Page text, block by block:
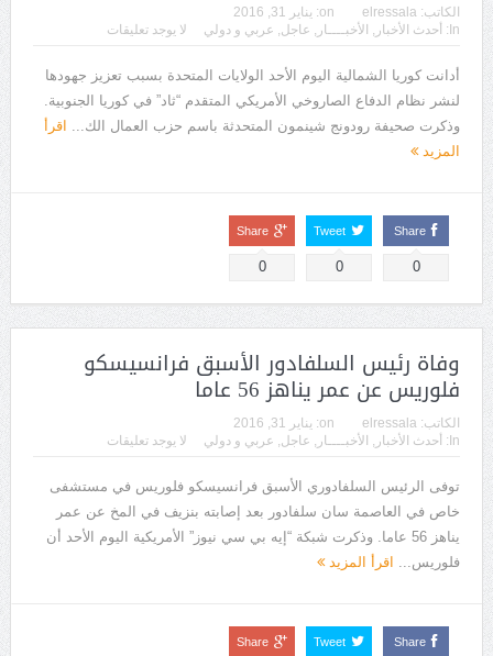
الكاتب: elressala
on: يناير 31, 2016
In:
أحدث الأخبار الأخبــــار عاجل عربي و دولي لا يوجد تعليقات
أدانت كوريا الشمالية اليوم الأحد الولايات المتحدة بسبب تعزيز جهودها
لنشر نظام الدفاع الصاروخي الأمريكي المتقدم “ثاد” في كوريا الجنوبية.
وذكرت صحيفة رودونج شينمون المتحدثة باسم حزب العمال الك...
اقرأ
المزيد
Share
0
Tweet
0
Share
0
وفاة رئيس السلفادور الأسبق فرانسيسكو
فلوريس عن عمر يناهز 56 عاما
الكاتب: elressala
on: يناير 31, 2016
In:
أحدث الأخبار , الأخبــــار , عاجل, عربي و دولي لا يوجد تعليقات
توفى الرئيس السلفادوري الأسبق فرانسيسكو فلوريس في مستشفى
خاص في العاصمة سان سلفادور بعد إصابته بنزيف في المخ عن عمر
يناهز 56 عاما. وذكرت شبكة “إيه بي سي نيوز” الأمريكية اليوم الأحد أن
فلوريس...
اقرأ المزيد
Share
Tweet
Share